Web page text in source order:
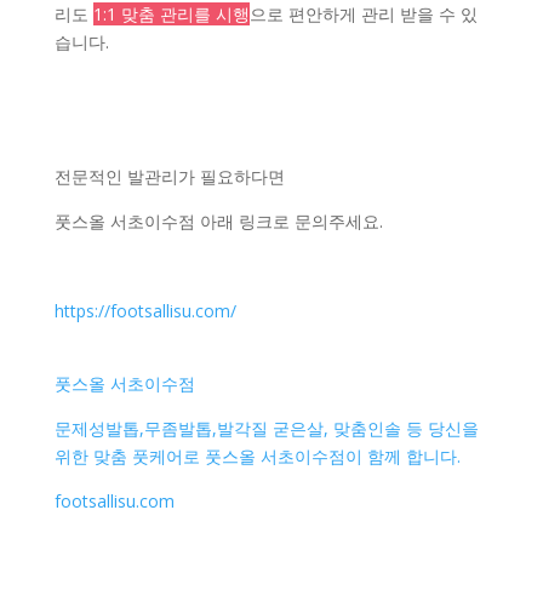
리도 1:1 맞춤 관리를 시행으로 편안하게 관리 받을 수 있
습니다.
전문적인 발관리가 필요하다면
풋스올 서초이수점 아래 링크로 문의주세요.
https://footsallisu.com/
풋스올 서초이수점
문제성발톱,무좀발톱,발각질 굳은살, 맞춤인솔 등 당신을
위한 맞춤 풋케어로 풋스올 서초이수점이 함께 합니다.
footsallisu.com